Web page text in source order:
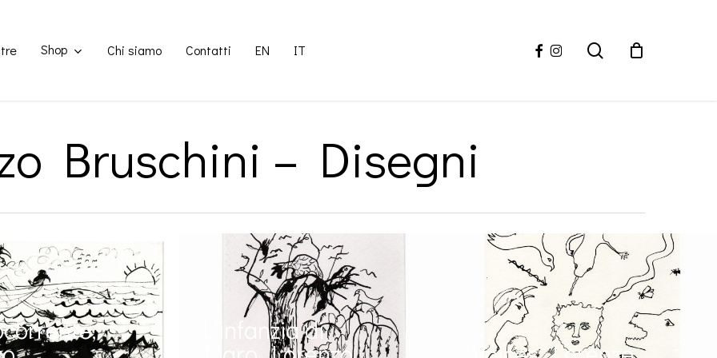
Shop Chi siamo Contatti EN IT search
facebook
instagram
Bruschini – Disegni
L’infanzia di